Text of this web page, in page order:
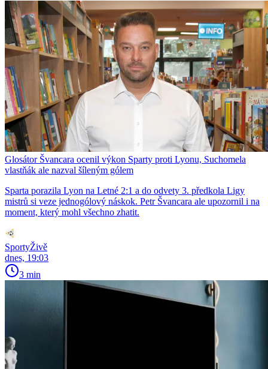
Glosátor Švancara ocenil výkon Sparty proti Lyonu, Suchomela
vlastňák ale nazval šíleným gólem
Sparta porazila Lyon na Letné 2:1 a do odvety 3. předkola Ligy
mistrů si veze jednogólový náskok. Petr Švancara ale upozornil i na
moment, který mohl všechno zhatit.
SportyŽivě
dnes, 19:03
3 min